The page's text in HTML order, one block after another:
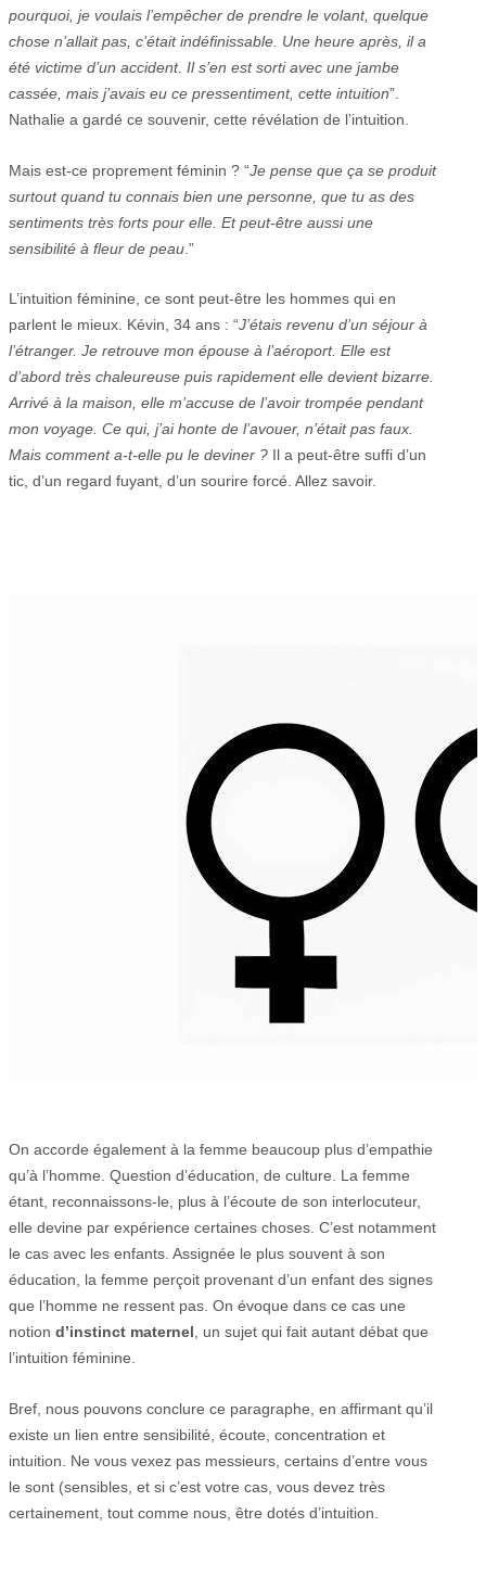
pourquoi, je voulais l’empêcher de prendre le volant, quelque
chose n’allait pas, c’était indéfinissable. Une heure après, il a
été victime d’un accident. Il s’en est sorti avec une jambe
cassée, mais j’avais eu ce pressentiment, cette intuition”.
Nathalie a gardé ce souvenir, cette révélation de l’intuition.
Mais est-ce proprement féminin ? “Je pense que ça se produit
surtout quand tu connais bien une personne, que tu as des
sentiments très forts pour elle. Et peut-être aussi une
sensibilité à fleur de peau .”
L’intuition féminine, ce sont peut-être les hommes qui en
parlent le mieux. Kévin, 34 ans : “J’étais revenu d’un séjour à
l’étranger. Je retrouve mon épouse à l’aéroport. Elle est
d’abord très chaleureuse puis rapidement elle devient bizarre.
Arrivé à la maison, elle m’accuse de l’avoir trompée pendant
mon voyage. Ce qui, j’ai honte de l’avouer, n’était pas faux.
Mais comment a-t-elle pu le deviner ? Il a peut-être suffi d’un
tic, d’un regard fuyant, d’un sourire forcé. Allez savoir.
On accorde également à la femme beaucoup plus d’empathie
qu’à l’homme. Question d’éducation, de culture. La femme
étant, reconnaissons-le, plus à l’écoute de son interlocuteur,
elle devine par expérience certaines choses. C’est notamment
le cas avec les enfants. Assignée le plus souvent à son
éducation, la femme perçoit provenant d’un enfant des signes
que l’homme ne ressent pas. On évoque dans ce cas une
notion d’instinct maternel, un sujet qui fait autant débat que
l’intuition féminine.
Bref, nous pouvons conclure ce paragraphe, en affirmant qu’il
existe un lien entre sensibilité, écoute, concentration et
intuition. Ne vous vexez pas messieurs, certains d’entre vous
le sont (sensibles, et si c’est votre cas, vous devez très
certainement, tout comme nous, être dotés d’intuition.